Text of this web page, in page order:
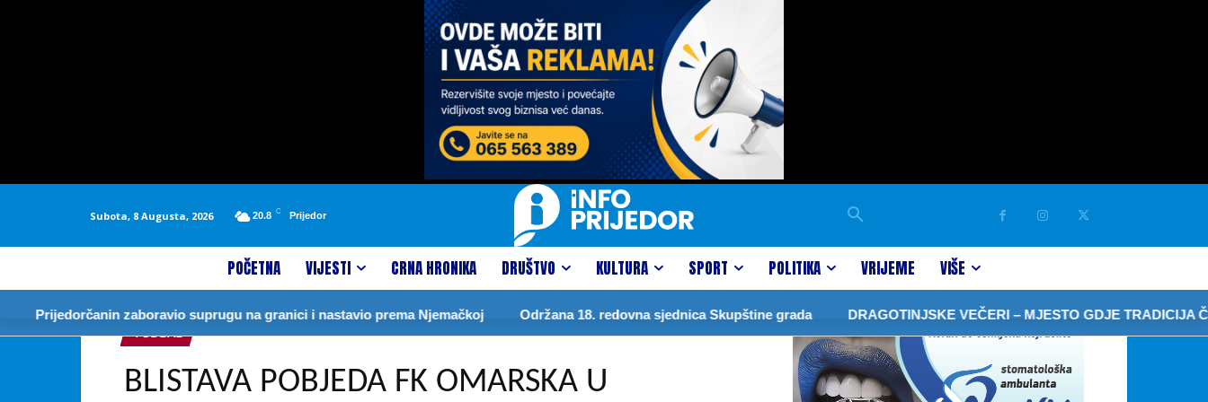
Subota, 8 Augusta, 2026 20.8 C Prijedor
POČETNA VIJESTI CRNA HRONIKA DRUŠTVO KULTURA SPORT POLITIKA VRIJEME VIŠE
zaboravio suprugu na granici i nastavio prema Njemačkoj Održana 18. redovna sjednica Skupštine grada DRAGOTINJSKE VEČERI – MJESTO GDJE TRADICIJA ČUVA
FUDBAL
BLISTAVA POBJEDA FK OMARSKA U